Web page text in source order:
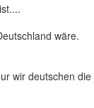
wäre.
wir deutschen die